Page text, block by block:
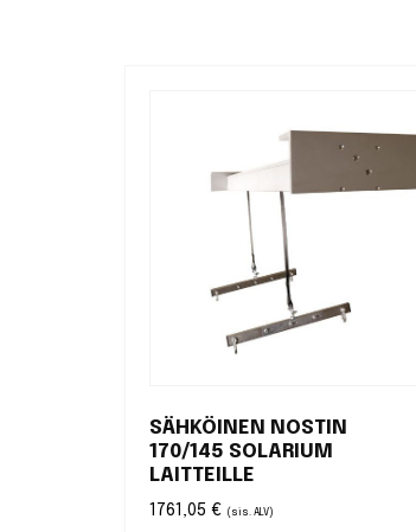
SÄHKÖINEN NOSTIN
170/145 SOLARIUM
LAITTEILLE
1761,05 € (sis. ALV)